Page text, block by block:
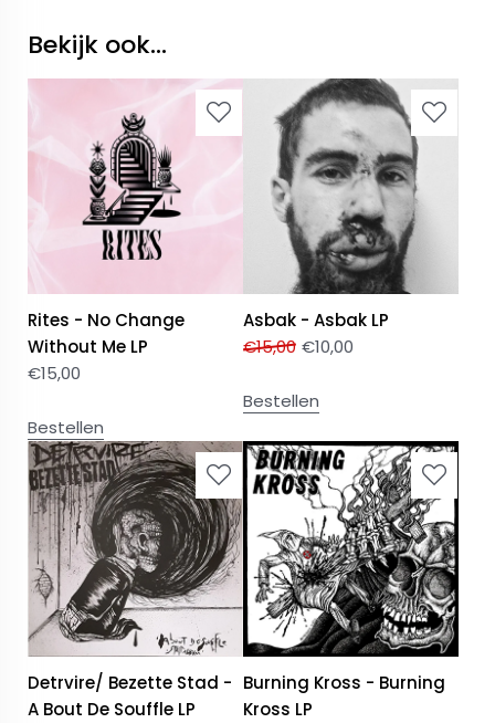
Bekijk ook...
Rites - No Change
Without Me LP
€15,00
Bestellen
Asbak - Asbak LP
€15,00 €10,00
Bestellen
Detrvire/ Bezette Stad -
A Bout De Souffle LP
Burning Kross - Burning
Kross LP